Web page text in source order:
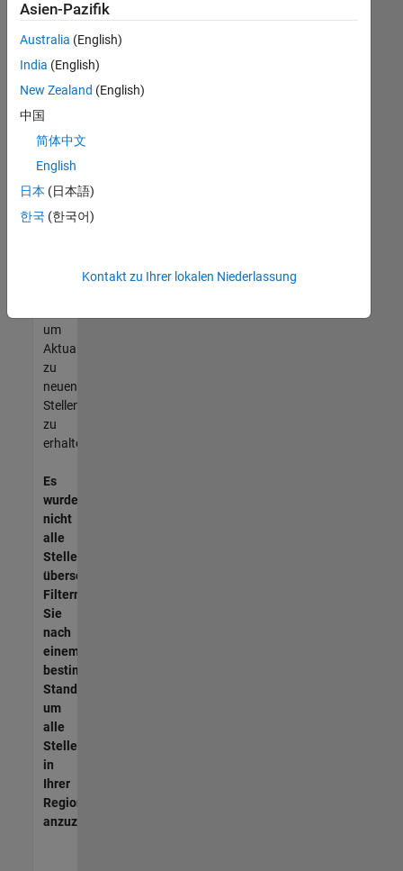
noch
keine
offenen
Stellen
können,
die
Ihren
entsprechen,
werden
unseres
um
Aktualisierungen
zu
neuen
Stellenangeboten
zu
erhalten.
Es
wurden
nicht
alle
Stellen
übersetzt.
Filtern
Sie
nach
einem
bestimmten
Standort,
um
alle
Stellenangebote
in
Ihrer
Region
anzuzeigen.
Asien-Pazifik
Australia (English)
India (English)
New Zealand (English)
中国
简体中文
English
日本 (日本語)
한국 (한국어)
Kontakt zu Ihrer lokalen Niederlassung